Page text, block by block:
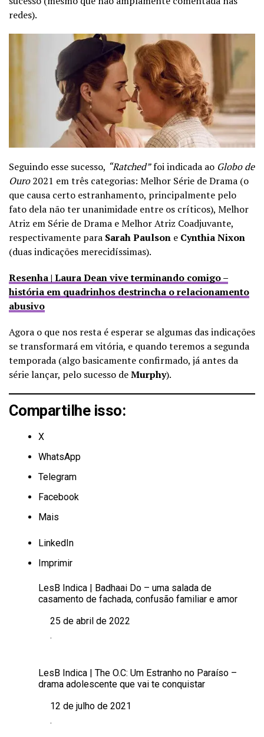
redes).
Seguindo esse sucesso, “Ratched”foi indicada ao Globo de
Ouro2021 em três categorias: Melhor Série de Drama (o
que causa certo estranhamento, principalmente pelo
fato dela não ter unanimidade entre os críticos), Melhor
Atriz em Série de Drama e Melhor Atriz Coadjuvante,
respectivamente para Sarah Paulson e Cynthia Nixon
(duas indicações merecidíssimas).
Resenha | Laura Dean vive terminando comigo –
história em quadrinhos destrincha o relacionamento
abusivo
Agora o que nos resta é esperar se algumas das indicações
se transformará em vitória, e quando teremos a segunda
temporada (algo basicamente confirmado, já antes da
série lançar, pelo sucesso deMurphy).
Compartilhe isso:
X
WhatsApp
Telegram
Facebook
Mais
LinkedIn
Imprimir
LesB Indica | Badhaai Do – uma salada de
casamento de fachada, confusão familiar e amor
Data
25 de abril de 2022
Em relação a
.
LesB Indica | The O.C: Um Estranho no Paraíso –
drama adolescente que vai te conquistar
Data12 de julho de 2021
Em relação a
.